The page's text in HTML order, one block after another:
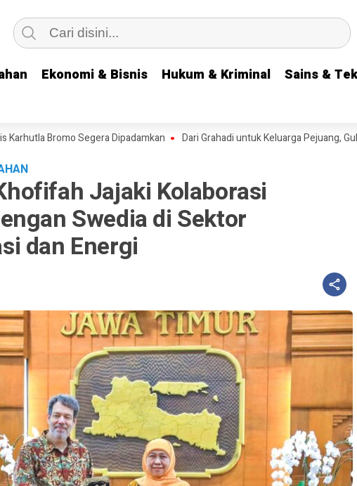
Ekonomi & Bisnis Hukum & Kriminal Sains &
Ekonomi & Bisnis Hukum & Kriminal Sains &
Segera Dipadamkan Dari Grahadi untuk Keluarga Pejuang, Gubernur
Jajaki Kolaborasi
Swedia di Sektor
dan Energi